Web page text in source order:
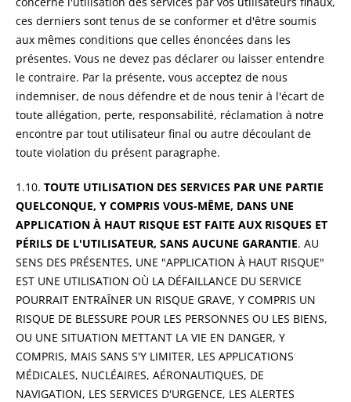
ces derniers sont tenus de se conformer et d'être soumis
aux mêmes conditions que celles énoncées dans les
présentes. Vous ne devez pas déclarer ou laisser entendre
le contraire. Par la présente, vous acceptez de nous
indemniser, de nous défendre et de nous tenir à l'écart de
toute allégation, perte, responsabilité, réclamation à notre
encontre par tout utilisateur final ou autre découlant de
toute violation du présent paragraphe.
1.10. TOUTE UTILISATION DES SERVICES PAR UNE PARTIE
QUELCONQUE, Y COMPRIS VOUS-MÊME, DANS UNE
APPLICATION À HAUT RISQUE EST FAITE AUX RISQUES ET
PÉRILS DE L'UTILISATEUR, SANS AUCUNE GARANTIE. AU
SENS DES PRÉSENTES, UNE "APPLICATION À HAUT RISQUE"
EST UNE UTILISATION OÙ LA DÉFAILLANCE DU SERVICE
POURRAIT ENTRAÎNER UN RISQUE GRAVE, Y COMPRIS UN
RISQUE DE BLESSURE POUR LES PERSONNES OU LES BIENS,
OU UNE SITUATION METTANT LA VIE EN DANGER, Y
COMPRIS, MAIS SANS S'Y LIMITER, LES APPLICATIONS
MÉDICALES, NUCLÉAIRES, AÉRONAUTIQUES, DE
NAVIGATION, LES SERVICES D'URGENCE, LES ALERTES